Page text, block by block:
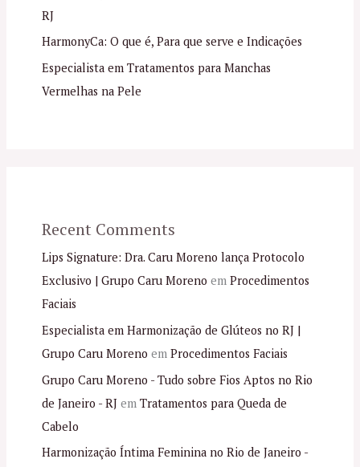
RJ
HarmonyCa: O que é, Para que serve e Indicações
Especialista em Tratamentos para Manchas
Vermelhas na Pele
Recent Comments
Lips Signature: Dra. Caru Moreno lança Protocolo
Exclusivo | Grupo Caru Moreno em Procedimentos
Faciais
Especialista em Harmonização de Glúteos no RJ |
Grupo Caru Moreno em Procedimentos Faciais
Grupo Caru Moreno - Tudo sobre Fios Aptos no Rio
de Janeiro - RJem Tratamentos para Queda de
Cabelo
Harmonização Íntima Feminina no Rio de Janeiro -